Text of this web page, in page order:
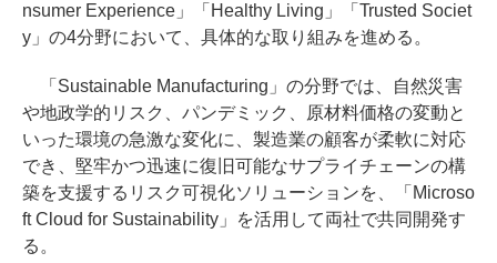
nsumer Experience」「Healthy Living」「Trusted Societ
y」の4分野において、具体的な取り組みを進める。
「Sustainable Manufacturing」の分野では、自然災害
や地政学的リスク、パンデミック、原材料価格の変動と
いった環境の急激な変化に、製造業の顧客が柔軟に対応
でき、堅牢かつ迅速に復旧可能なサプライチェーンの構
築を支援するリスク可視化ソリューションを、「Microso
ft Cloud for Sustainability」を活用して両社で共同開発す
る。